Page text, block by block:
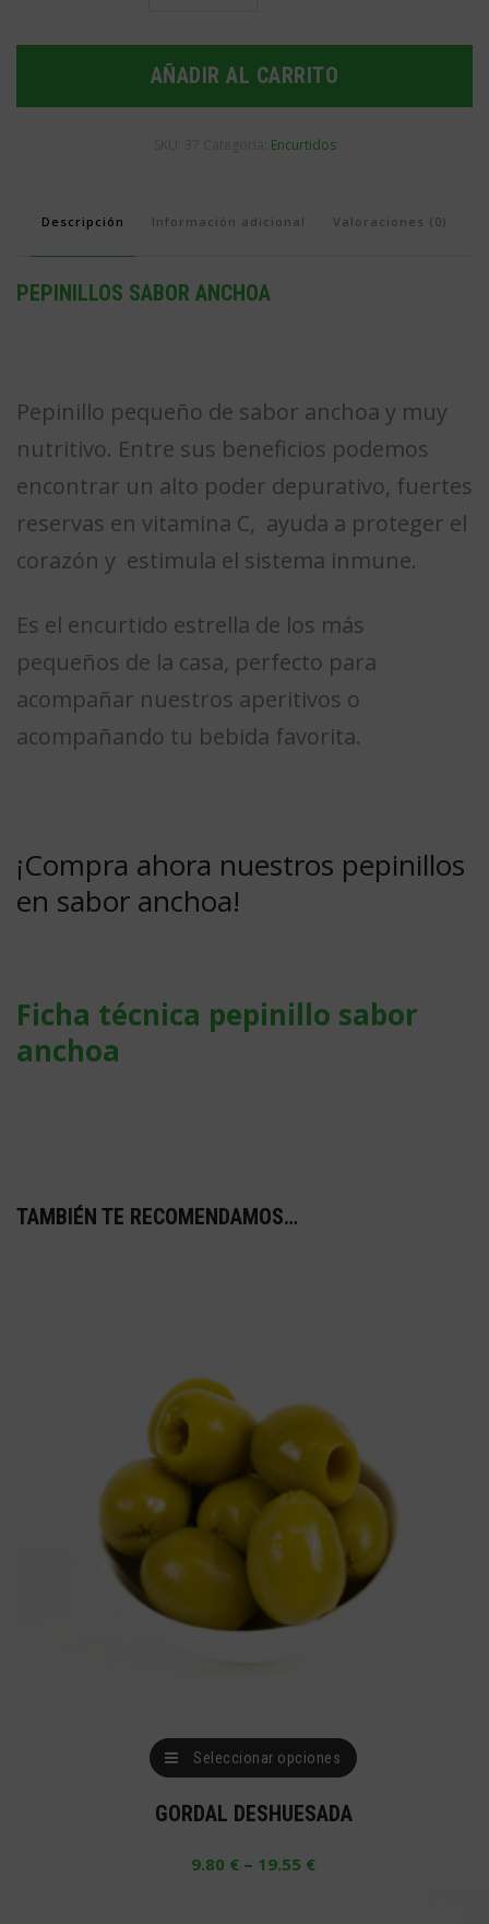
anchoa
AÑADIR AL CARRITO
Encurtidos
Descripción Información adicional Valoraciones (0)
PEPINILLOS SABOR ANCHOA
Pepinillo pequeño de sabor anchoa y muy
nutritivo. Entre sus beneficios podemos
encontrar un alto poder depurativo, fuertes
reservas en vitamina C, ayuda a proteger el
corazón y estimula el sistema inmune.
Es el encurtido estrella de los más
pequeños de la casa, perfecto para
acompañar nuestros aperitivos o
acompañando tu bebida favorita.
¡Compra ahora nuestros pepinillos
en sabor anchoa!
Ficha técnica pepinillo sabor
anchoa
TAMBIÉN TE RECOMENDAMOS…
Seleccionar opciones
GORDAL DESHUESADA
9.80 € – 19.55 €